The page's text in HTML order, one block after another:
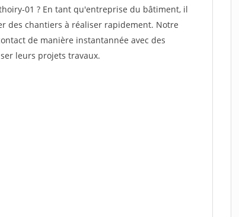
01 ? En tant qu'entreprise du bâtiment, il
des chantiers à réaliser rapidement. Notre
de manière instantannée avec des
leurs projets travaux.